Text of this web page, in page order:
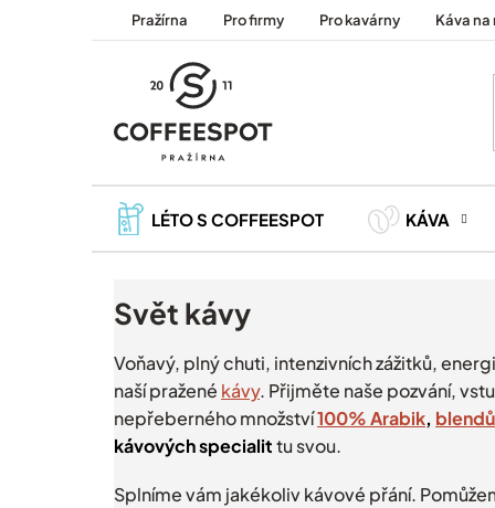
Pražírna Pro firmy Pro kavárny Káva na
LÉTO S COFFEESPOT KÁVA
Svět kávy
Voňavý, plný chuti, intenzivních zážitků,
naší pražené kávy. Přijměte naše pozvání,
nepřeberného množství100% Arabik,
kávových specialittu svou.
Splníme vám jakékoliv kávové přání.